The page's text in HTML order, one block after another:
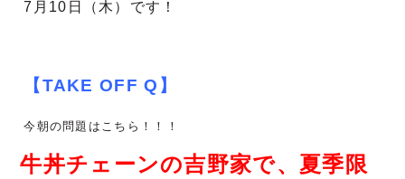
7 月10 日（木）です！
【TAKE OFF Q】
今朝の問題はこちら！！！
牛丼チェーンの吉野家で、夏季限